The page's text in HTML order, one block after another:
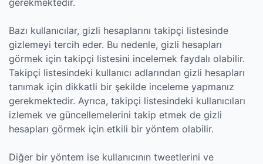
Bazı kullanıcılar, gizli hesaplarını takipçi listesinde
gizlemeyi tercih eder. Bu nedenle, gizli hesapları
görmek için takipçi listesini incelemek faydalı olabilir.
Takipçi listesindeki kullanıcı adlarından gizli hesapları
tanımak için dikkatli bir şekilde inceleme yapmanız
gerekmektedir. Ayrıca, takipçi listesindeki kullanıcıları
izlemek ve güncellemelerini takip etmek de gizli
hesapları görmek için etkili bir yöntem olabilir.
Diğer bir yöntem ise kullanıcının tweetlerini ve